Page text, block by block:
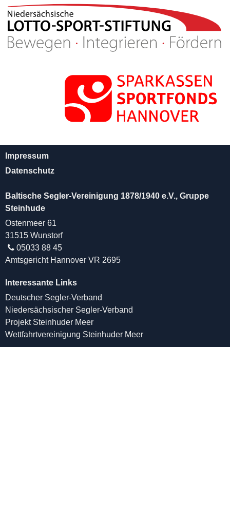
Impressum
Datenschutz
Baltische Segler-Vereinigung 1878/1940 e.V., Gruppe
Steinhude
Ostenmeer 61
31515 Wunstorf
05033 88 45
Amtsgericht Hannover VR 2695
Interessante Links
Deutscher Segler-Verband
Niedersächsischer Segler-Verband
Projekt Steinhuder Meer
Wettfahrtvereinigung Steinhuder Meer